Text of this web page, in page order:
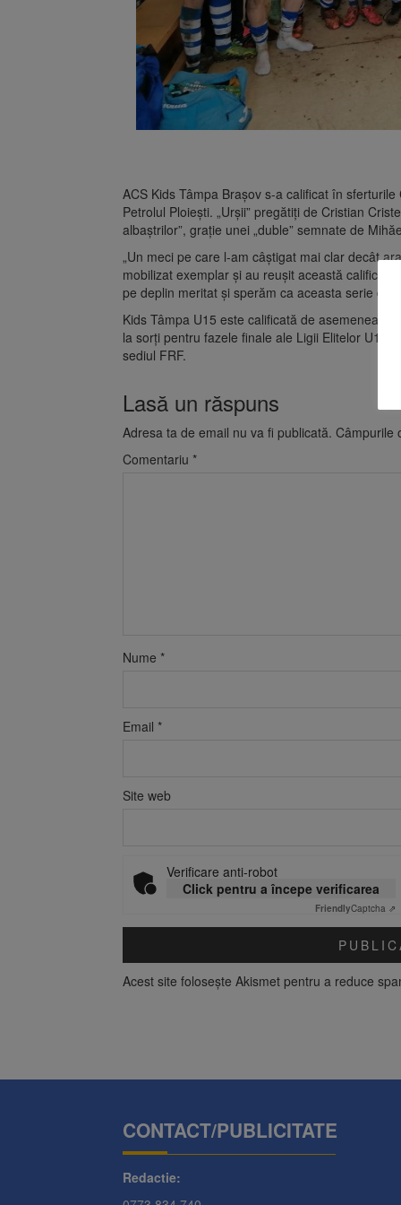
ACS Kids Tâmpa Brașov s-a calificat în
Petrolul Ploiești. „Urșii” pregătiți de Cristian
albaștrilor”, grație unei „duble” semnate de
„Un meci pe care l-am câștigat mai clar decât
mobilizat exemplar și au reușit această
pe deplin meritat și sperăm ca aceasta serie de
Kids Tâmpa U15 este calificată de asemenea
la sorți pentru fazele finale ale Ligii Elitelor U15,
sediul FRF.
Lasă un răspuns
Adresa ta de email nu va fi publicată. Câmpurile
Comentariu *
Nume *
Email *
Site web
Verificare anti-robot
Click pentru a începe verificarea
FriendlyCaptcha ⇗
Acest site folosește Akismet pentru a reduce
CONTACT/PUBLICITATE
Redactie: